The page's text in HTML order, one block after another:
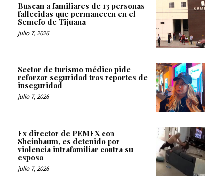
Buscan a familiares de 13 personas
fallecidas que permanecen en el
Semefo de Tijuana
julio 7, 2026
Sector de turismo médico pide
reforzar seguridad tras reportes de
inseguridad
julio 7, 2026
Ex director de PEMEX con
Sheinbaum, es detenido por
violencia intrafamiliar contra su
esposa
julio 7, 2026